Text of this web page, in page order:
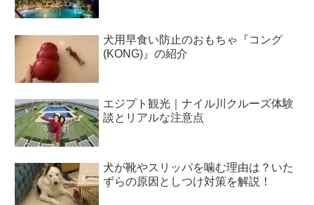
犬用早食い防止のおもちゃ『コング
(KONG)』の紹介
エジプト観光｜ナイル川クルーズ体験
談とリアルな注意点
犬が靴やスリッパを噛む理由は？いた
ずらの原因としつけ対策を解説！